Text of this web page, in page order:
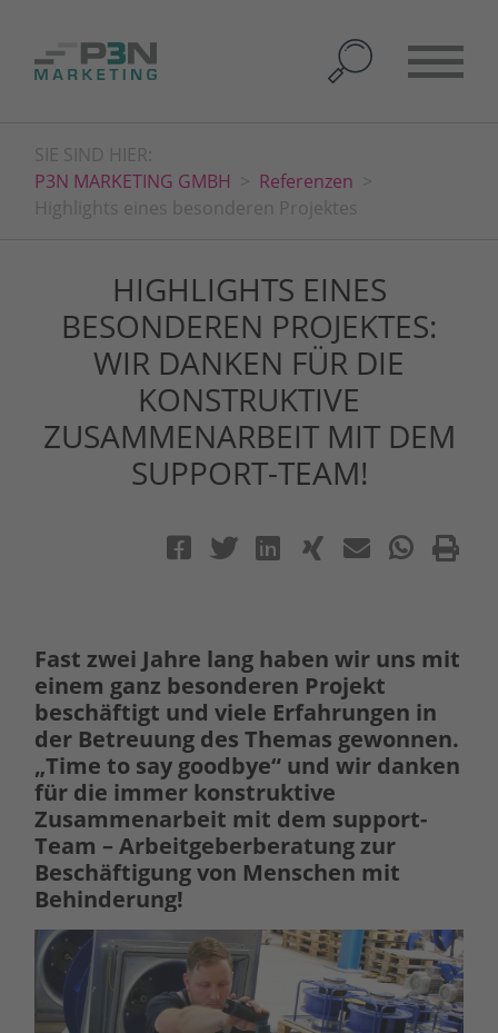
SIE SIND HIER:
P3N MARKETING GMBH
Referenzen
Highlights eines besonderen Projektes
HIGHLIGHTS EINES
BESONDEREN PROJEKTES:
WIR DANKEN FÜR DIE
KONSTRUKTIVE
ZUSAMMENARBEIT MIT DEM
SUPPORT-TEAM!
Fast zwei Jahre lang haben wir uns mit
einem ganz besonderen Projekt
beschäftigt und viele Erfahrungen in
der Betreuung des Themas gewonnen.
„Time to say goodbye“ und wir danken
für die immer konstruktive
Zusammenarbeit mit dem support-
Team – Arbeitgeberberatung zur
Beschäftigung von Menschen mit
Behinderung!